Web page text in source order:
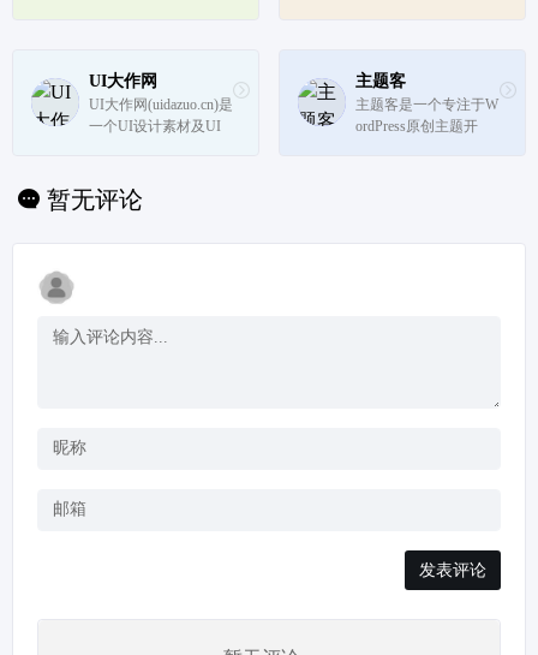
工程师，新媒体，爱好
创意的小伙伴必备~
UI大作网
UI大作网(uidazuo.cn)是
一个UI设计素材及UI
UI素材,ui资源,ai素材,Fi
gma素材,xd素材,sketch
主题客
主题客是一个专注于W
ordPress原创主题开
暂无评论
发表评论